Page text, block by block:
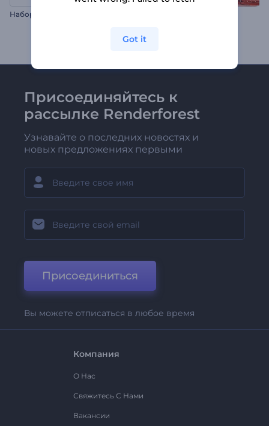
Набор для диджитал-агентства
Присоединяйтесь к
рассылке Renderforest
Узнавайте о последних новостях и
новых предложениях первыми
Присоединиться
Вы можете отписаться в любое время
Компания
О Нас
Свяжитесь С Нами
Вакансии
Got it